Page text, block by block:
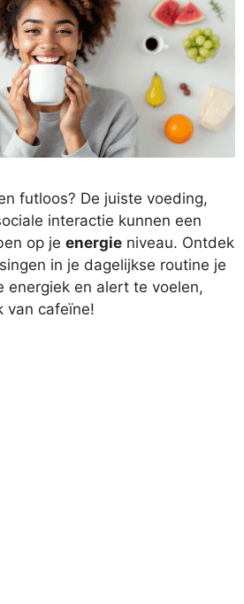
futloos? De juiste voeding,
interactie kunnen een
op je energie niveau. Ontdek
in je dagelijkse routine je
energiek en alert te voelen,
van cafeïne!